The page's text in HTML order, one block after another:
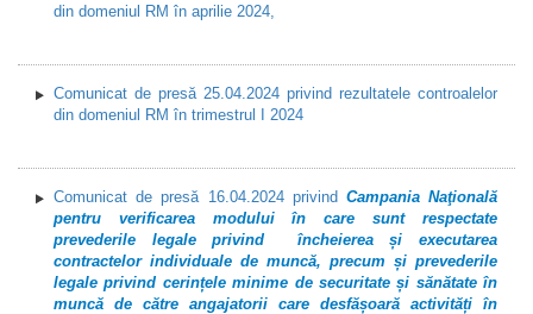
din domeniul RM în aprilie 2024,
Comunicat de presă 25.04.2024 privind rezultatele controalelor
din domeniul RM în trimestrul I 2024
Comunicat de presă 16.04.2024 privind Campania Naţională
pentru verificarea modului în care sunt respectate
prevederile legale privind încheierea și executarea
contractelor individuale de muncă, precum și prevederile
legale privind cerințele minime de securitate și sănătate în
muncă de către angajatorii care desfășoară activități în